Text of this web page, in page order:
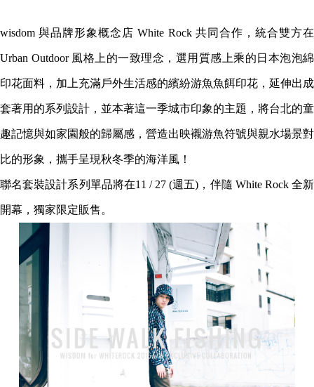
wisdom 與品牌形象概念店 White Rock 共同合作，統合雙方在
Urban Outdoor 風格上的一致理念，選用質感上乘的日本泡泡綿
印花面料，加上充滿戶外生活感的繽紛游魚魚餌印花，延伸出成
套著用的系列設計，並本著這一季城市印象的主題，將台北的童
趣記憶與如家園般的歸屬感，營造出映襯游魚符號與親水場景對
比的形象，攜手呈現秋冬季的海洋風！
聯名套裝設計系列單品將在11 / 27 (週五)，伴隨 White Rock 全新
開幕，獨家限定販售。